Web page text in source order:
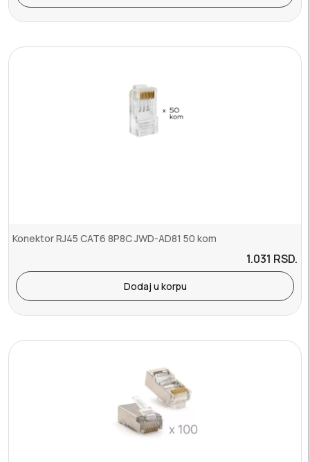
Konektor RJ45 CAT6 8P8C JWD-AD81 50 kom
1.031 RSD.
Dodaj u korpu